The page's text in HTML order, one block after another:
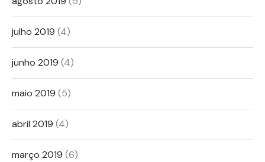
julho 2019 (4)
junho 2019 (4)
maio 2019 (5)
abril 2019 (4)
março 2019 (6)